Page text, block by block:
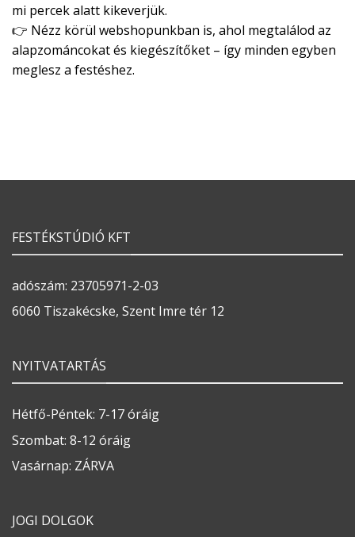
mi percek alatt kikeverjük.
👉 Nézz körül webshopunkban is, ahol megtalálod az
alapzománcokat és kiegészítőket – így minden egyben
meglesz a festéshez.
FESTÉKSTÚDIÓ KFT
adószám: 23705971-2-03
6060 Tiszakécske, Szent Imre tér 12
NYITVATARTÁS
Hétfő-Péntek: 7-17 óráig
Szombat: 8-12 óráig
Vasárnap: ZÁRVA
JOGI DOLGOK